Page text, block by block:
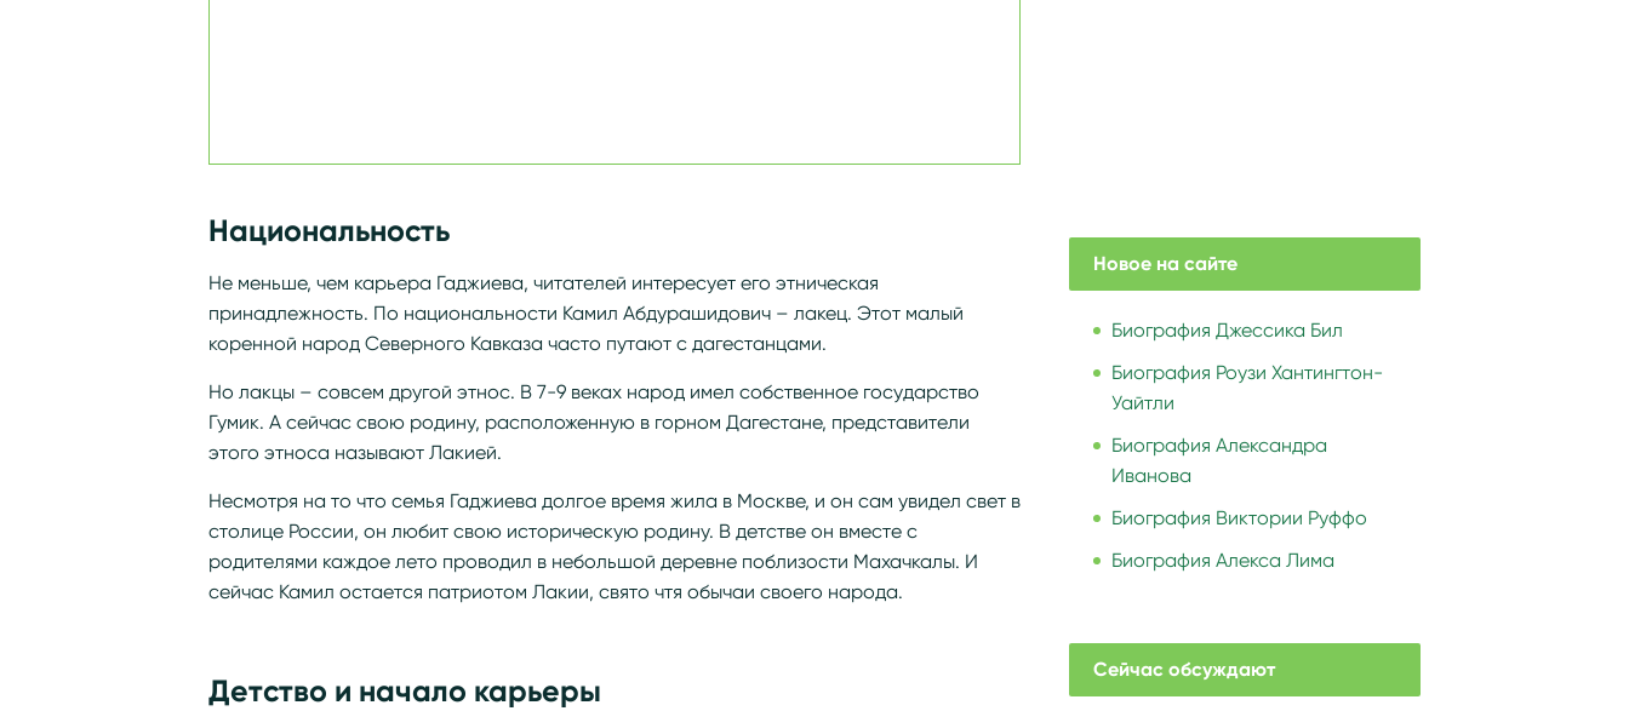
Национальность
Не меньше, чем карьера Гаджиева, читателей интересует его этническая
принадлежность. По национальности Камил Абдурашидович – лакец. Этот малый
коренной народ Северного Кавказа часто путают с дагестанцами.
Но лакцы – совсем другой этнос. В 7-9 веках народ имел собственное государство
Гумик. А сейчас свою родину, расположенную в горном Дагестане, представители
этого этноса называют Лакией.
Несмотря на то что семья Гаджиева долгое время жила в Москве, и он сам увидел свет в
столице России, он любит свою историческую родину. В детстве он вместе с
родителями каждое лето проводил в небольшой деревне поблизости Махачкалы. И
сейчас Камил остается патриотом Лакии, свято чтя обычаи своего народа.
Детство и начало карьеры
Новое на сайте
Биография Джессика Бил
Биография Роузи Хантингтон-
Уайтли
Биография Александра
Иванова
Биография Виктории Руффо
Биография Алекса Лима
Сейчас обсуждают